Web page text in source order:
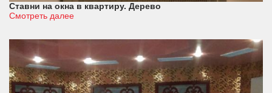
Ставни на окна в квартиру. Дерево
Смотреть далее